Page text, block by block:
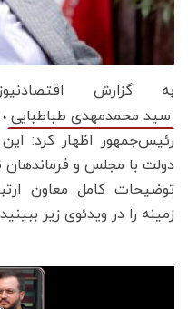
به گزارش
سید محمدمهدی طباطبایی
رئیس‌جمهور اظهار کرد:
دولت با مجلس و
توضیحات کامل معاون
زمینه را در ویدئوی زیر